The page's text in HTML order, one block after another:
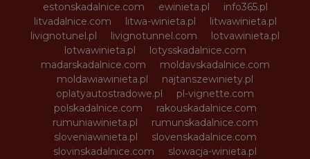
estonskadalnice.com
ewinieta.pl
info365.pl
litvadalnice.com
litwa-winieta.pl
litwawinieta.pl
livignotunel.pl
livignotunnel.com
lotvawinieta.pl
lotwawinieta.pl
lotysskadalnice.com
madarskadalnice.com
moldavskadalnice.com
moldawiawinieta.pl
najtanszewiniety.pl
oplatyautostradowe.pl
pl-vignette.com
polskadalnice.com
rakouskadalnice.com
rumuniawinieta.pl
rumunskadalnice.com
sloveniawinieta.pl
slovenskadalnice.com
slovinskadalnice.com
slowacja-winieta.pl